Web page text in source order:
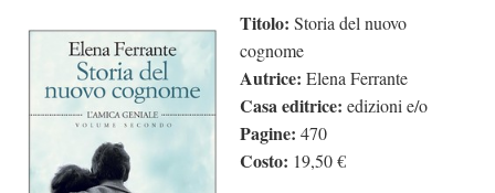
Dicono di Noi
Rassegna Stampa
Archivio
Autori
Generi
Titolo: Storia del nuovo
cognome
Autrice: Elena Ferrante
Casa editrice: edizioni e/o
Pagine: 470
Costo: 19,50 €